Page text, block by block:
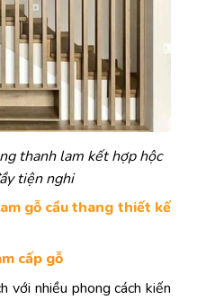
thanh lam kết hợp hộc
tiện nghi
gỗ cầu thang thiết kế
cấp gỗ
với nhiều phong cách kiến